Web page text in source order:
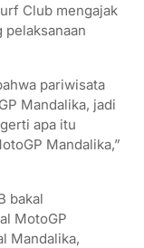
Club mengajak
pariwisata
Mandalika, jadi
apa itu
Mandalika,”
bakal
MotoGP
Mandalika,